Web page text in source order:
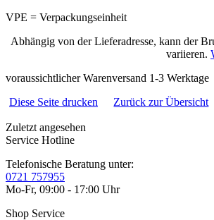
VPE = Verpackungseinheit
Abhängig von der Lieferadresse, kann der
variieren.
voraussichtlicher Warenversand 1-3 Werktage
Diese Seite drucken
Zurück zur Übersicht
Zuletzt angesehen
Service Hotline
Telefonische Beratung unter:
0721 757955
Mo-Fr, 09:00 - 17:00 Uhr
Shop Service